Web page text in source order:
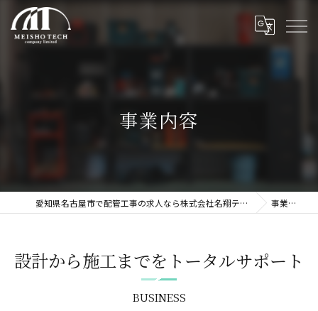
事業内容
愛知県名古屋市で配管工事の求人なら株式会社名翔テック 事業内容
設計から施工までをトータルサポート
BUSINESS